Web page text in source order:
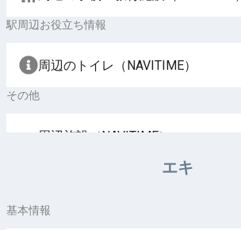
駅周辺お役立ち情報
周辺のトイレ（NAVITIME）
その他
周辺施設（NAVITIME）
エキ
基本情報